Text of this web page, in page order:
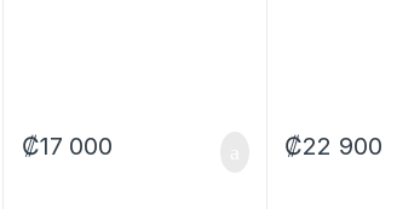
₡17 000 ₡22 900